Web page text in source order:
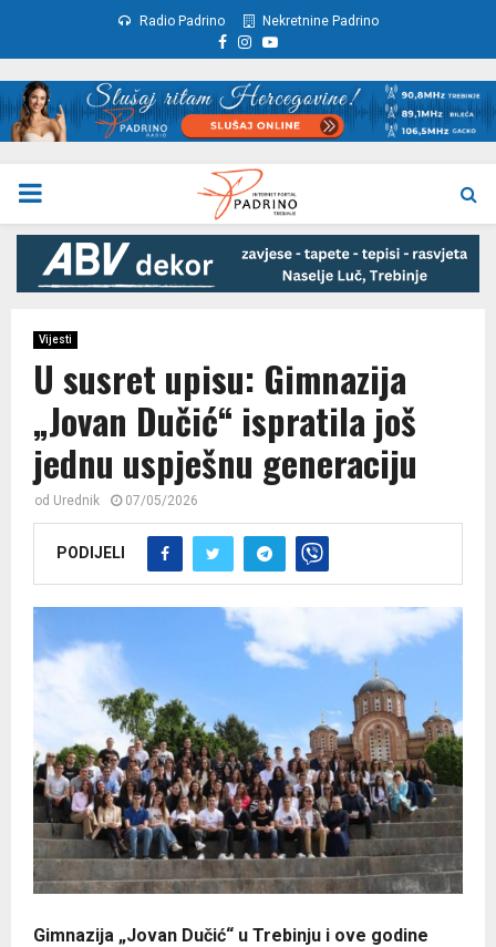
Radio Padrino Nekretnine Padrino
Facebook
Instagram
Youtube
PRIMARY
MENU
Vijesti
U susret upisu: Gimnazija
„Jovan Dučić“ ispratila još
jednu uspješnu generaciju
od Urednik 07/05/2026
PODIJELI
Gimnazija „Jovan Dučić“ u Trebinju i ove godine